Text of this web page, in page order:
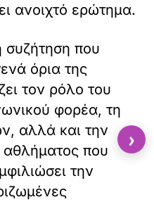
ανοιχτό ερώτημα.
συζήτηση που
όρια της
τον ρόλο του
φορέα, τη
αλλά και την
αθλήματος που
την
›